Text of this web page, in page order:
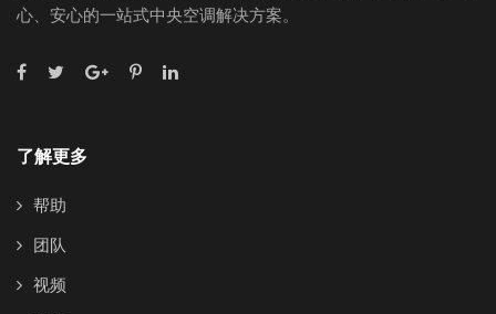
心、安心的一站式中央空调解决方案。
了解更多
帮助
团队
视频